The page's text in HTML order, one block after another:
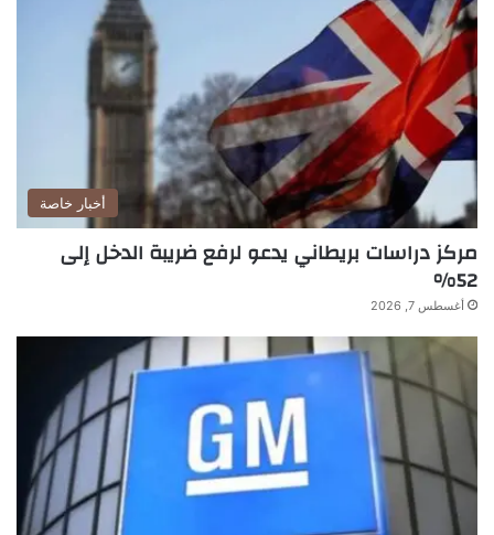
أخبار خاصة
مركز دراسات بريطاني يدعو لرفع ضريبة الدخل إلى
52%
أغسطس 7, 2026